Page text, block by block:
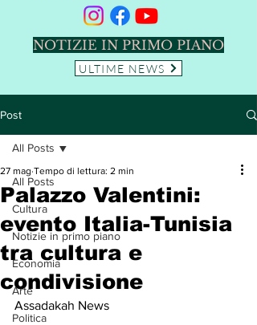
NOTIZIE IN PRIMO PIANO
ULTIME NEWS
Post
All Posts
Cultura
Notizie in primo piano
Economia
Arte
Politica
All Posts
Palazzo Valentini:
evento Italia-Tunisia
tra cultura e
condivisione
27 mag Tempo di lettura: 2 min
Assadakah News